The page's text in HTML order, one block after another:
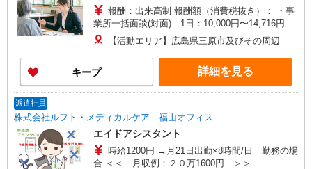
報酬：出来高制 報酬額（消費税抜き）： ・事
業所一括面談(対面) 1日：10,000円〜14,716円 ・
個別訪問(対面) 1件：4,286円〜5,239円 ・遠隔面
談 1件：1,500〜1,691円 ・電話支援 1件：
1,000円〜1,429円 ・ICTメール支援 1件：500円
※上記金額に消費税を加えた金額をお支払いいた
します ※交通費・電話代は弊社負担。その他、支
【活動エリア】広島県三原市及びその周辺
キープ 詳細を見る
派遣社員
株式会社ルフト・メディカルケア 福山オフィス
エイドアシスタント
時給1200円 →月21日出勤×8時間/日 勤務の場
合 ＜＜ 月収例：２０万1600円 ＞＞